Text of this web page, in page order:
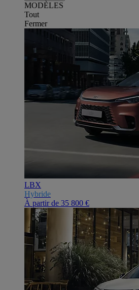
MODÈLES
Tout
Fermer
LBX
Hybride
À partir de 35 800 €